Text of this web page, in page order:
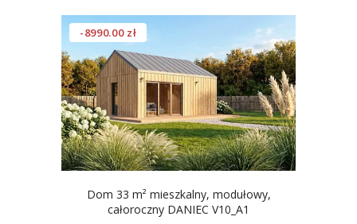
-8990.00 zł
Dom 33 m² mieszkalny, modułowy,
całoroczny DANIEC V10_A1